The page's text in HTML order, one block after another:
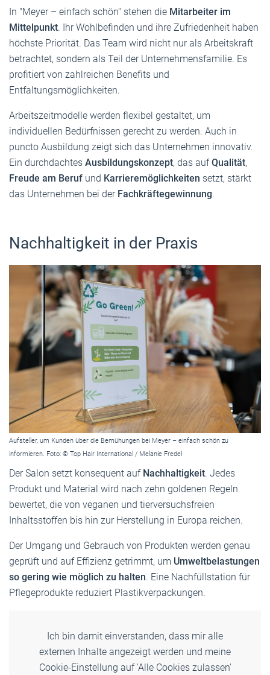
In "Meyer – einfach schön" stehen die Mitarbeiter im
Mittelpunkt. Ihr Wohlbefinden und ihre Zufriedenheit haben
höchste Priorität. Das Team wird nicht nur als Arbeitskraft
betrachtet, sondern als Teil der Unternehmensfamilie. Es
profitiert von zahlreichen Benefits und
Entfaltungsmöglichkeiten.
Arbeitszeitmodelle werden flexibel gestaltet, um
individuellen Bedürfnissen gerecht zu werden. Auch in
puncto Ausbildung zeigt sich das Unternehmen innovativ.
Ein durchdachtes Ausbildungskonzept, das aufQualität,
Freude am Beruf und Karrieremöglichkeiten setzt, stärkt
das Unternehmen bei der Fachkräftegewinnung.
Nachhaltigkeit in der Praxis
Aufsteller, um Kunden über die Bemühungen bei Meyer – einfach schön zu
informieren. Foto: © Top Hair International / Melanie Fredel
Der Salon setzt konsequent auf Nachhaltigkeit. Jedes
Produkt und Material wird nach zehn goldenen Regeln
bewertet, die von veganen und tierversuchsfreien
Inhaltsstoffen bis hin zur Herstellung in Europa reichen.
Der Umgang und Gebrauch von Produkten werden genau
geprüft und auf Effizienz getrimmt, um Umweltbelastungen
so gering wie möglich zu halten. Eine Nachfüllstation für
Pflegeprodukte reduziert Plastikverpackungen.
Ich bin damit einverstanden, dass mir alle
externen Inhalte angezeigt werden und meine
Cookie-Einstellung auf 'Alle Cookies zulassen'